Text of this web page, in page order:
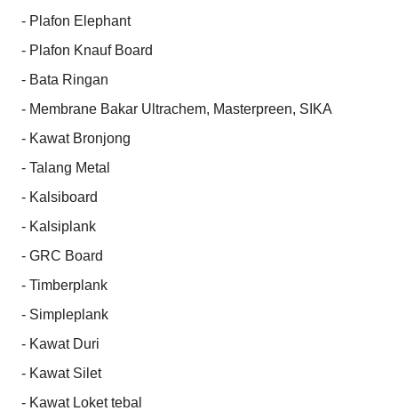
- Plafon Elephant
- Plafon Knauf Board
- Bata Ringan
- Membrane Bakar Ultrachem, Masterpreen, SIKA
- Kawat Bronjong
- Talang Metal
- Kalsiboard
- Kalsiplank
- GRC Board
- Timberplank
- Simpleplank
- Kawat Duri
- Kawat Silet
- Kawat Loket tebal